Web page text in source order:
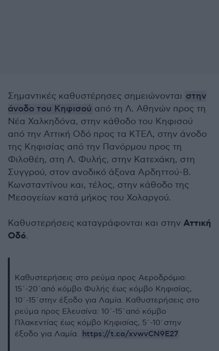
Σημαντικές καθυστέρησες σημειώνονται στην
άνοδο του Κηφισού από τη Λ. Αθηνών προς τη
Νέα Χαλκηδόνα, στην κάθοδο του Κηφισού
από την Αττική Οδό προς τα ΚΤΕΛ, στην άνοδο
της Κηφισίας από την Πανόρμου προς τη
Φιλοθέη, στη Λ. Φυλής, στην Κατεχάκη, στη
Συγγρού, στον ανοδικό άξονα Αρδηττού-Β.
Κωνσταντίνου και, τέλος, στην κάθοδο της
Μεσογείων κατά μήκος του Χολαργού.
Καθυστερήσεις καταγράφονται και στην Αττική
Οδό.
Καθυστερήσεις στο ρεύμα προς Αεροδρόμιο:
15΄-20΄από κόμβο Φυλής έως κόμβο Κηφισίας,
10΄-15΄στην έξοδο για Λαμία. Καθυστερήσεις στο
ρεύμα προς Ελευσίνα: 10΄-15΄από κόμβο
Πλακεντίας έως κόμβο Κηφισίας, 5΄-10΄στην
έξοδο για Λαμία. https://t.co/xvwvCN9E27